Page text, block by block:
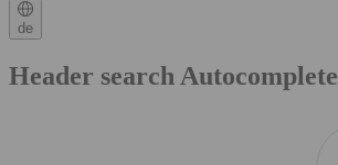
de
Header search Autocomplete